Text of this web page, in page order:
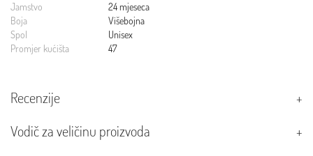
Jamstvo
24 mjeseca
Boja
Višebojna
Spol
Unisex
Promjer kućišta
47
Recenzije
Vodič za veličinu proizvoda